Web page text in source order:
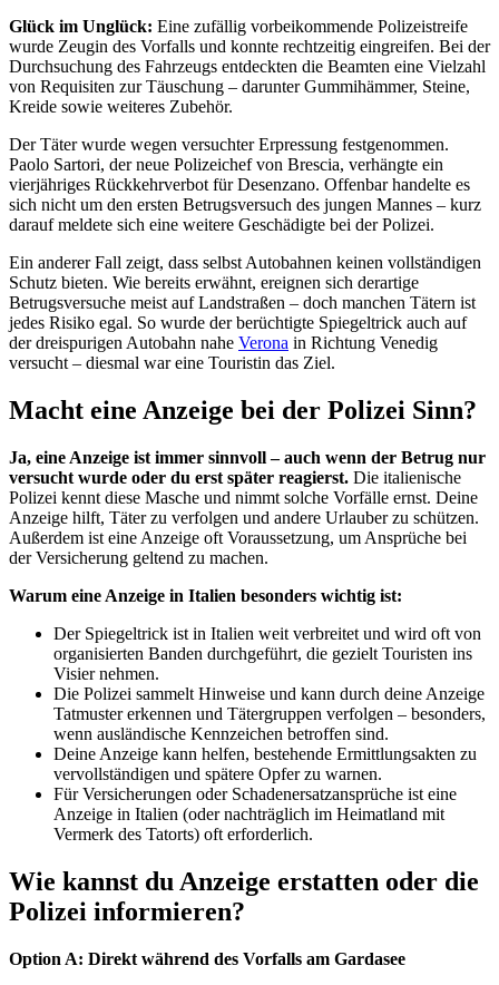
Glück im Unglück: Eine zufällig vorbeikommende Polizeistreife
wurde Zeugin des Vorfalls und konnte rechtzeitig eingreifen. Bei der
Durchsuchung des Fahrzeugs entdeckten die Beamten eine Vielzahl
von Requisiten zur Täuschung – darunter Gummihämmer, Steine,
Kreide sowie weiteres Zubehör.
Der Täter wurde wegen versuchter Erpressung festgenommen.
Paolo Sartori, der neue Polizeichef von Brescia, verhängte ein
vierjähriges Rückkehrverbot für Desenzano. Offenbar handelte es
sich nicht um den ersten Betrugsversuch des jungen Mannes – kurz
darauf meldete sich eine weitere Geschädigte bei der Polizei.
Ein anderer Fall zeigt, dass selbst Autobahnen keinen vollständigen
Schutz bieten. Wie bereits erwähnt, ereignen sich derartige
Betrugsversuche meist auf Landstraßen – doch manchen Tätern ist
jedes Risiko egal. So wurde der berüchtigte Spiegeltrick auch auf
der dreispurigen Autobahn nahe Verona in Richtung Venedig
versucht – diesmal war eine Touristin das Ziel.
Macht eine Anzeige bei der Polizei Sinn?
Ja, eine Anzeige ist immer sinnvoll – auch wenn der Betrug nur
versucht wurde oder du erst später reagierst. Die italienische
Polizei kennt diese Masche und nimmt solche Vorfälle ernst. Deine
Anzeige hilft, Täter zu verfolgen und andere Urlauber zu schützen.
Außerdem ist eine Anzeige oft Voraussetzung, um Ansprüche bei
der Versicherung geltend zu machen.
Warum eine Anzeige in Italien besonders wichtig ist:
Der Spiegeltrick ist in Italien weit verbreitet und wird oft von
organisierten Banden durchgeführt, die gezielt Touristen ins
Visier nehmen.
Die Polizei sammelt Hinweise und kann durch deine Anzeige
Tatmuster erkennen und Tätergruppen verfolgen – besonders,
wenn ausländische Kennzeichen betroffen sind.
Deine Anzeige kann helfen, bestehende Ermittlungsakten zu
vervollständigen und spätere Opfer zu warnen.
Für Versicherungen oder Schadenersatzansprüche ist eine
Anzeige in Italien (oder nachträglich im Heimatland mit
Vermerk des Tatorts) oft erforderlich.
Wie kannst du Anzeige erstatten oder die
Polizei informieren?
Option A: Direkt während des Vorfalls am Gardasee